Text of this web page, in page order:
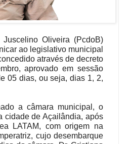
Oliveira (PcdoB)
ao legislativo municipal
através de decreto
aprovado em sessão
05 dias, ou seja, dias 1, 2,
a câmara municipal, o
cidade de Açailândia, após
LATAM, com origem na
cujo desembarque